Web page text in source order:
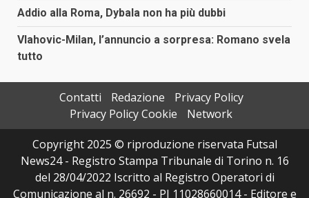
Addio alla Roma, Dybala non ha più dubbi
Vlahovic-Milan, l’annuncio a sorpresa: Romano svela
tutto
Contatti Redazione
Privacy Policy
Privacy Policy Cookie
Network
Copyright 2025 © riproduzione riservata Futsal
News24 - Registro Stampa Tribunale di Torino n. 16
del 28/04/2022 Iscritto al Registro Operatori di
Comunicazione al n. 26692 - PI 11028660014 - Editore e